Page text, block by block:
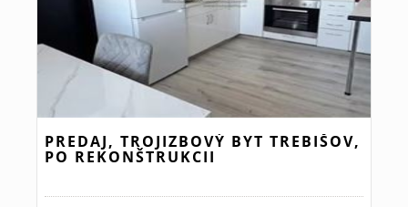
PREDAJ, TROJIZBOVÝ BYT TREBIŠOV,
PO REKONŠTRUKCII